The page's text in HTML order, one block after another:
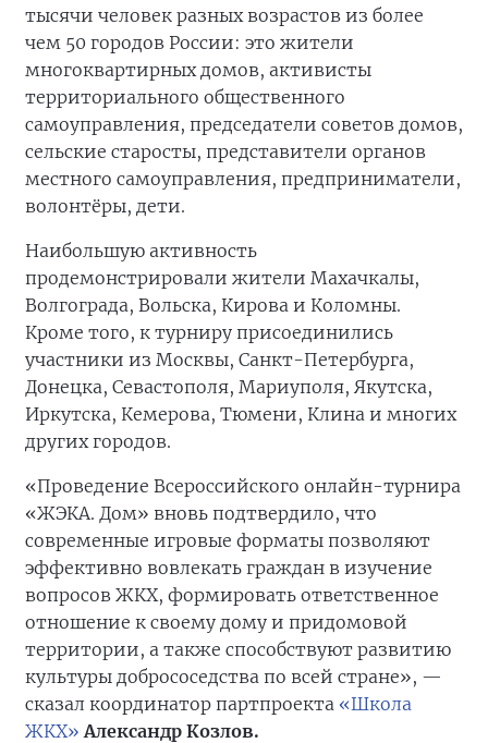
тысячи человек разных возрастов из более
чем 50 городов России: это жители
многоквартирных домов, активисты
территориального общественного
самоуправления, председатели советов домов,
сельские старосты, представители органов
местного самоуправления, предприниматели,
волонтёры, дети.
Наибольшую активность
продемонстрировали жители Махачкалы,
Волгограда, Вольска, Кирова и Коломны.
Кроме того, к турниру присоединились
участники из Москвы, Санкт-Петербурга,
Донецка, Севастополя, Мариуполя, Якутска,
Иркутска, Кемерова, Тюмени, Клина и многих
других городов.
«Проведение Всероссийского онлайн-турнира
«ЖЭКА. Дом» вновь подтвердило, что
современные игровые форматы позволяют
эффективно вовлекать граждан в изучение
вопросов ЖКХ, формировать ответственное
отношение к своему дому и придомовой
территории, а также способствуют развитию
культуры добрососедства по всей стране», —
сказал координатор партпроекта «Школа
ЖКХ» Александр Козлов.